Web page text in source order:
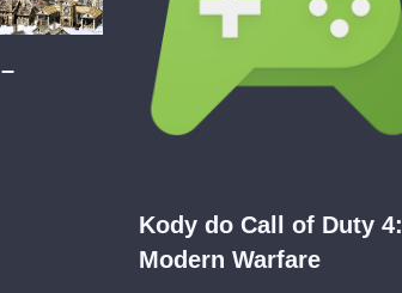
Kody do Call of Duty 4:
Modern Warfare